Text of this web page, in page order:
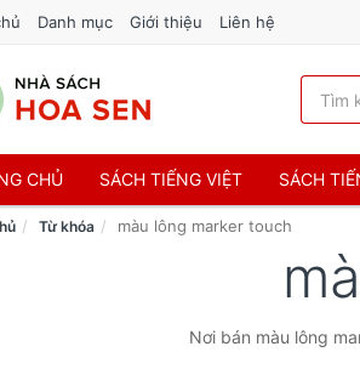
Danh mục Giới thiệu Liên hệ
CHỦ SÁCH TIẾNG VIỆT SÁCH
Từ khóa màu lông marker touch
Nơi bán màu lông